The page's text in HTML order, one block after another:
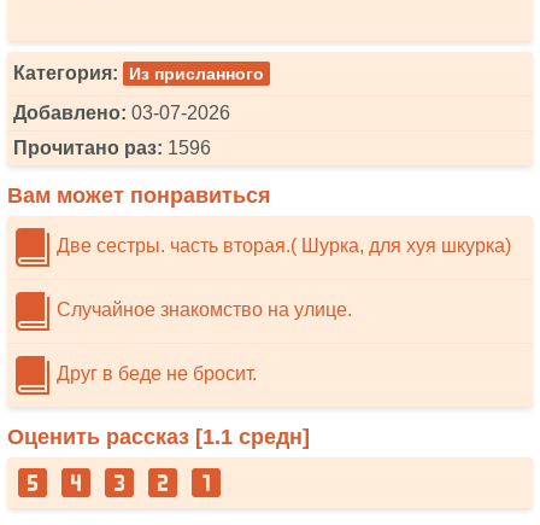
Категория: Из присланного
Добавлено: 03-07-2026
Прочитано раз: 1596
Вам может понравиться
Две сестры. часть вторая.( Шурка, для хуя шкурка)
Случайное знакомство на улице.
Друг в беде не бросит.
Оценить рассказ [1.1 средн]